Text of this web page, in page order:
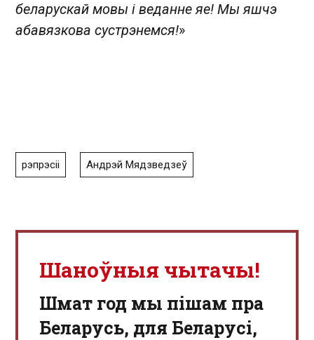
беларускай мовы і веданне яе! Мы яшчэ
абавязкова сустрэнемся!»
рэпрэсіі Андрэй Мядзведзеў
Шаноўныя чытачы!
Шмат год мы пішам пра
Беларусь, для Беларусі,